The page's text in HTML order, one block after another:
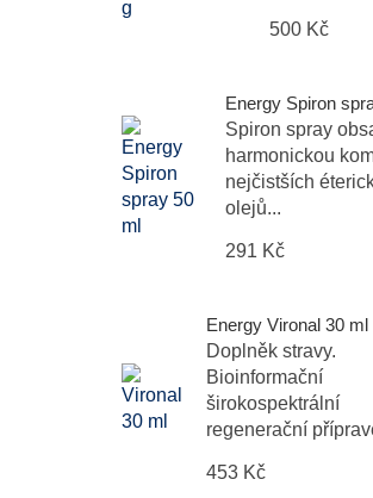
500 Kč
Energy Spiron
Spiron spray
harmonickou
nejčistších
olejů...
291 Kč
Energy Vironal 30 ml
Doplněk stravy.
Bioinformační
širokospektrální
regenerační
453 Kč